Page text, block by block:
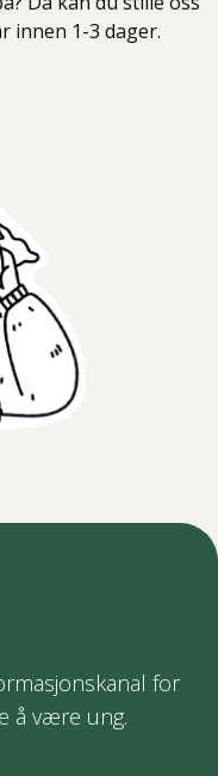
innen 1-3 dager.
for
å være ung.